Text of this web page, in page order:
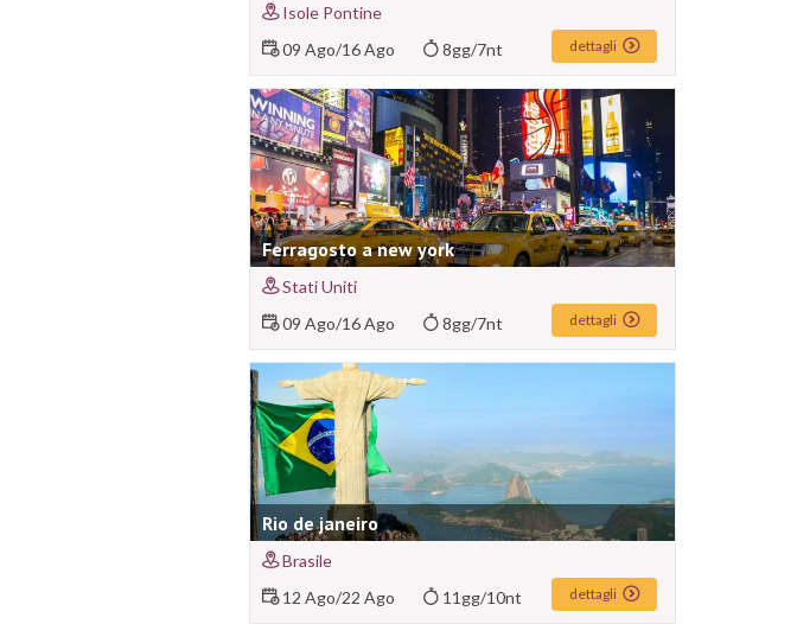
Isole Pontine
09 Ago/16 Ago 8gg/7nt dettagli
Ferragosto a new york
Stati Uniti
09 Ago/16 Ago 8gg/7nt dettagli
Rio de janeiro
Brasile
12 Ago/22 Ago 11gg/10nt dettagli